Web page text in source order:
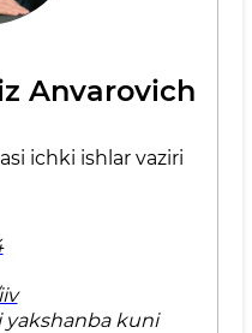
Anvarovich
ichki ishlаr vаziri
kuni